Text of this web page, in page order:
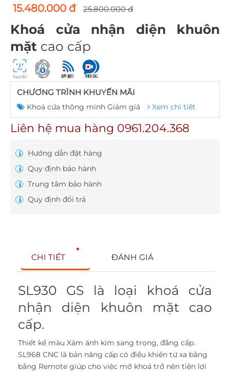
15.480.000 đ 25.800.000 đ
Khoá cửa nhận diện khuôn
mặt cao cấp
CHƯƠNG TRÌNH KHUYẾN MÃI
Khoá cửa thông minh Giảm giá Xem chi tiết
Liên hệ mua hàng 0961.204.368
Hướng dẫn đặt hàng
Quy định bảo hành
Trung tâm bảo hành
Quy định đổi trả
CHI TIẾT ĐÁNH GIÁ
SL930 GS là loại khoá cửa
nhận diện khuôn mặt cao
cấp.
Thiết kế màu Xám ánh kim sang trọng, đẳng cấp.
SL968 CNC là bản nâng cấp có điều khiển từ xa bằng
bằng Remote giúp cho việc mở khoá trở nên tiện lợi